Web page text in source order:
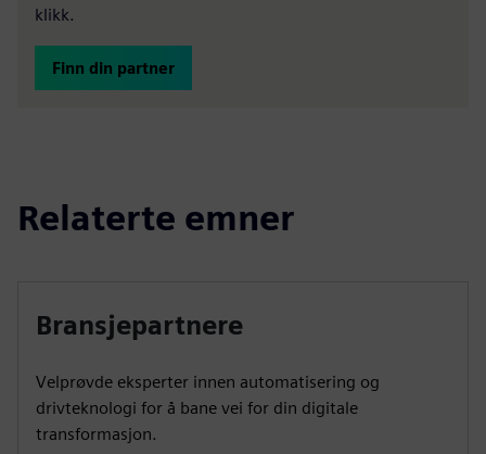
klikk.
Finn din partner
Relaterte emner
Bransjepartnere
Velprøvde eksperter innen automatisering og
drivteknologi for å bane vei for din digitale
transformasjon.